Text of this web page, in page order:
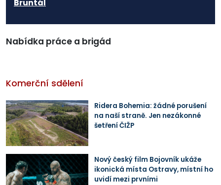
Bruntál
Nabídka práce a brigád
Komerční sdělení
Ridera Bohemia: žádné porušení
na naší straně. Jen nezákonné
šetření ČIŽP
Nový český film Bojovník ukáže
ikonická místa Ostravy, místní ho
uvidí mezi prvními